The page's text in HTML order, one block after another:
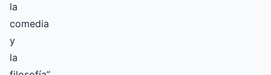
la
comedia
y
la